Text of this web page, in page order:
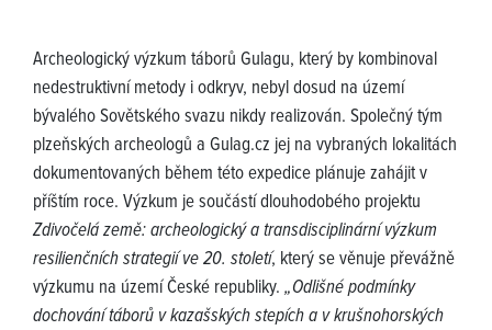
Archeologický výzkum táborů Gulagu, který by kombinoval
nedestruktivní metody i odkryv, nebyl dosud na území
bývalého Sovětského svazu nikdy realizován. Společný tým
plzeňských archeologů a Gulag.cz jej na vybraných lokalitách
dokumentovaných během této expedice plánuje zahájit v
příštím roce. Výzkum je součástí dlouhodobého projektu
Zdivočelá země: archeologický a transdisciplinární výzkum
resilienčních strategií ve 20. století, který se věnuje převážně
výzkumu na území České republiky. „Odlišné podmínky
dochování táborů v kazašských stepích a v krušnohorských